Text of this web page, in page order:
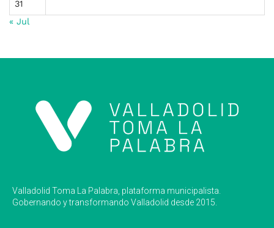
31
« Jul
Valladolid Toma La Palabra, plataforma municipalista.
Gobernando y transformando Valladolid desde 2015.